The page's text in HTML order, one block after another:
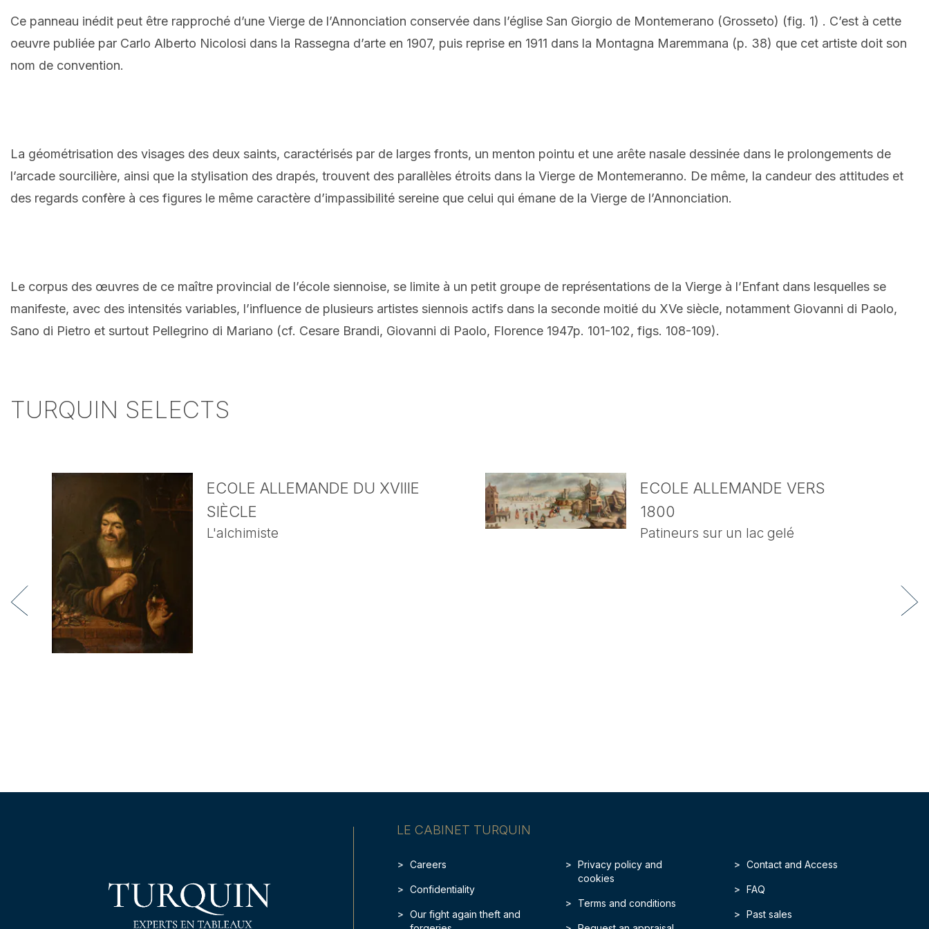
Ce panneau inédit peut être rapproché d’une Vierge de l’Annonciation conservée dans l’église San Giorgio de Montemerano (Grosseto) (fig. 1) . C’est à cette
oeuvre publiée par Carlo Alberto Nicolosi dans la Rassegna d’arte en 1907, puis reprise en 1911 dans la Montagna Maremmana (p. 38) que cet artiste doit son
nom de convention.
La géométrisation des visages des deux saints, caractérisés par de larges fronts, un menton pointu et une arête nasale dessinée dans le prolongements de
l’arcade sourcilière, ainsi que la stylisation des drapés, trouvent des parallèles étroits dans la Vierge de Montemeranno. De même, la candeur des attitudes et
des regards confère à ces figures le même caractère d’impassibilité sereine que celui qui émane de la Vierge de l’Annonciation.
Le corpus des œuvres de ce maître provincial de l’école siennoise, se limite à un petit groupe de représentations de la Vierge à l’Enfant dans lesquelles se
manifeste, avec des intensités variables, l’influence de plusieurs artistes siennois actifs dans la seconde moitié du XVe siècle, notamment Giovanni di Paolo,
Sano di Pietro et surtout Pellegrino di Mariano (cf. Cesare Brandi, Giovanni di Paolo, Florence 1947p. 101-102, figs. 108-109).
TURQUIN SELECTS
ECOLE ALLEMANDE DU XVIIIE
SIÈCLE
L'alchimiste
ECOLE ALLEMANDE VERS
1800
Patineurs sur un lac gelé
LE CABINET TURQUIN
Careers
Confidentiality
Our fight again theft and
Privacy policy and
cookies
Terms and conditions
Contact and Access
FAQ
Past sales